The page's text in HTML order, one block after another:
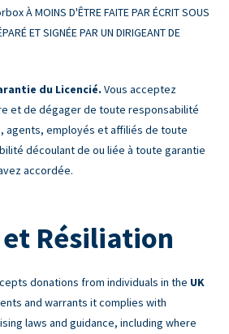
À MOINS D'ÊTRE FAITE PAR ÉCRIT SOUS
ET SIGNÉE PAR UN DIRIGEANT DE
du Licencié. Vous acceptez
et de dégager de toute responsabilité
agents, employés et affiliés de toute
découlant de ou liée à toute garantie
accordée.
Résiliation
donations from individuals in the UK
and warrants it complies with
laws and guidance, including where